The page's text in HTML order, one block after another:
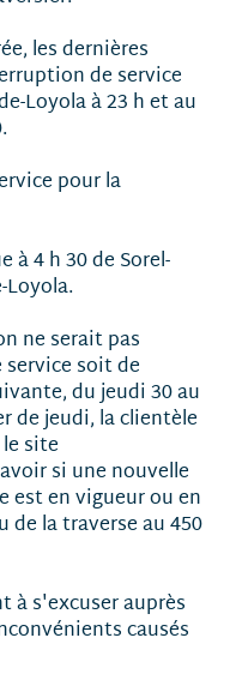
les dernières
de service
Loyola à 23 h et au
pour la
à 4 h 30 de Sorel-
Loyola.
ne serait pas
soit de
du jeudi 30 au
de jeudi, la clientèle
site
si une nouvelle
est en vigueur ou en
de la traverse au 450
à s'excuser auprès
causés